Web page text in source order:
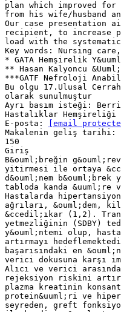
plan which improved
from his wife/husband
Our case presentation
recipient, to increase
load with the systematic
Key words: Nursing
* GATA Hemşirelik
** Hasan Kalyoncu
***GATF Nefroloji
Bu olgu 17.Ulusal
olarak sunulmuştur
Ayrı basım isteği:
Hastalıklar Hemşireliği
E-posta:
[email